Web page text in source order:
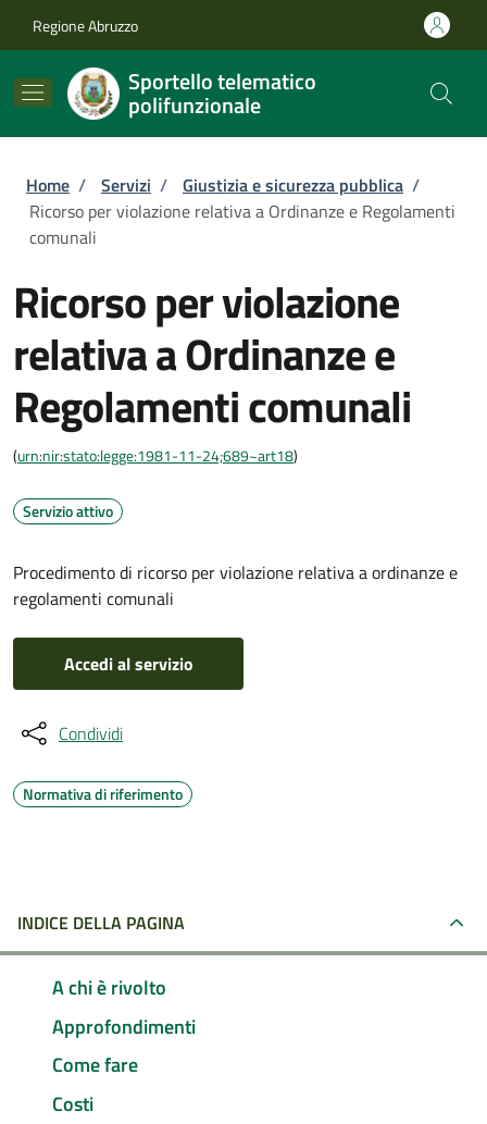
Regione Abruzzo
Sportello telematico
polifunzionale
Briciole di pane
Home / Servizi / Giustizia e sicurezza pubblica /
Ricorso per violazione relativa a Ordinanze e Regolamenti
comunali
Ricorso per violazione
relativa a Ordinanze e
Regolamenti comunali
(urn:nir:stato:legge:1981-11-24;689~art18)
Servizio attivo
Procedimento di ricorso per violazione relativa a ordinanze e
regolamenti comunali
Accedi al servizio
Condividi
Normativa di riferimento
INDICE DELLA PAGINA
A chi è rivolto
Approfondimenti
Come fare
Costi